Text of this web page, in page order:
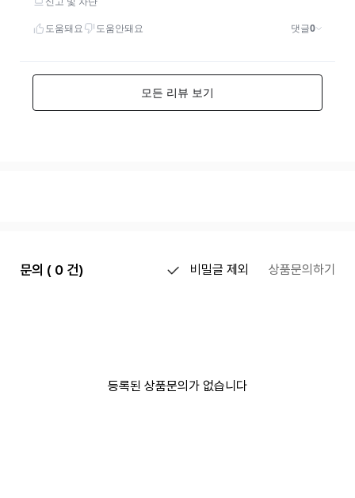
문의 ( 0 건) 비밀글 제외 상품문의하기
등록된 상품문의가 없습니다